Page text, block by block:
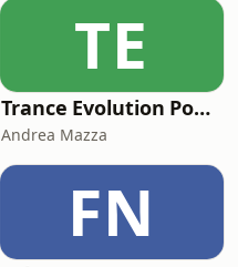
TE
Trance Evolution Podcast
Andrea Mazza
FN